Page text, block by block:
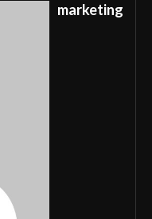
marketing